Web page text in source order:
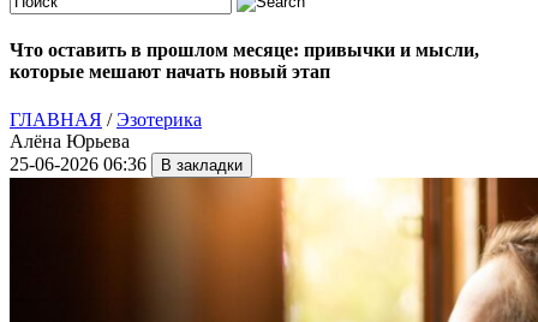
Что оставить в прошлом месяце: привычки и мысли,
которые мешают начать новый этап
ГЛАВНАЯ /Эзотерика
Алёна Юрьева
25-06-2026 06:36